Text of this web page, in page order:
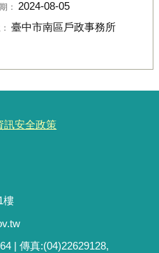
： 2024-08-05
臺中市南區戶政事務所
訊安全政策
1樓
| 傳真:(04)22629128,